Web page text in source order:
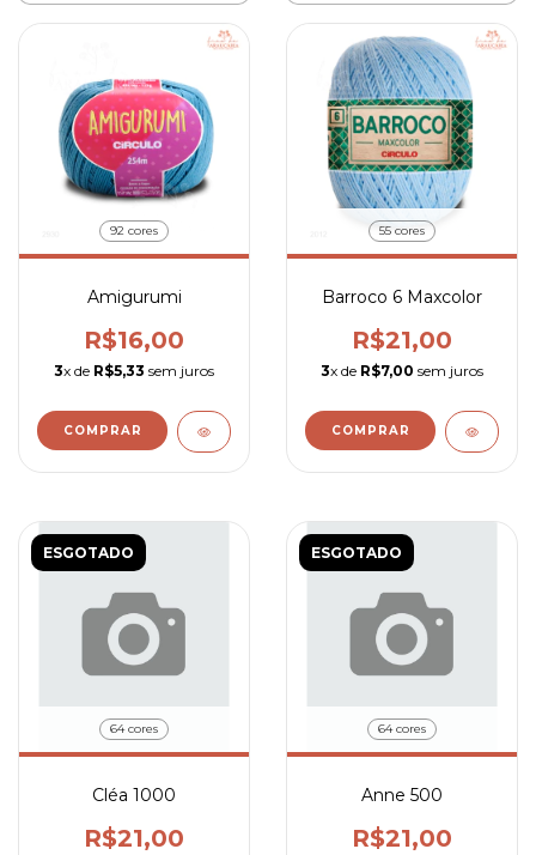
92 cores
Amigurumi
R$16,00
3x de R$5,33 sem juros
COMPRAR
55 cores
Barroco 6 Maxcolor
R$21,00
3x de R$7,00 sem juros
COMPRAR
ESGOTADO
64 cores
Cléa 1000
R$21,00
ESGOTADO
64 cores
Anne 500
R$21,00